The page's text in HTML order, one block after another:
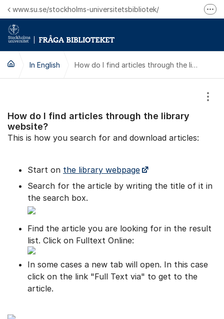
Hoppa till innehåll
www.su.se/stockholms-universitetsbibliotek/
In English How do I find articles through the library website?
How do I find articles through the library
website?
This is how you search for and download articles:
Start on the library webpage
Search for the article by writing the title of it in
the search box.
Find the article you are looking for in the result
list. Click on Fulltext Online:
In some cases a new tab will open. In this case
click on the link "Full Text via" to get to the
article.